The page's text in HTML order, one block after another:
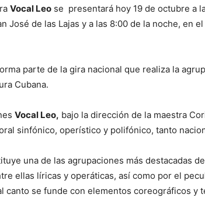
Vocal Leo se presentará hoy 19 de octubre a
José de las Lajas y a las 8:00 de la noche, en
parte de la gira nacional que realiza la
Cubana.
Vocal Leo, bajo la dirección de la maestra
sinfónico, operístico y polifónico, tanto
una de las agrupaciones más destacadas
ellas líricas y operáticas, así como por el
canto se funde con elementos coreográficos y